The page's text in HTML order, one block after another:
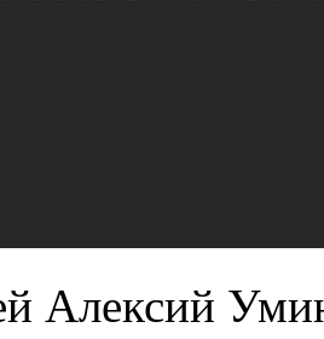
Алексий